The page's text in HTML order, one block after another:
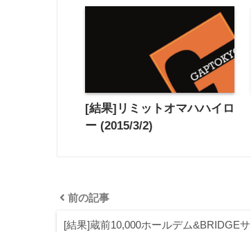
[結果]リミットオマハハイロ
ー (2015/3/2)
前の記事
[結果]蔵前10,000ホールデム&BRIDGEサ